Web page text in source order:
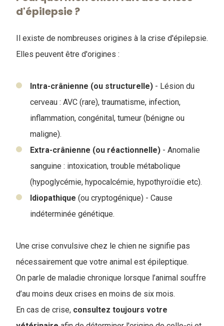
d'épilepsie ?
Il existe de nombreuses origines à la crise d'épilepsie.
Elles peuvent être d'origines :
Intra-crânienne (ou structurelle) - Lésion du
cerveau : AVC (rare), traumatisme, infection,
inflammation, congénital, tumeur (bénigne ou
maligne).
Extra-crânienne (ou réactionnelle) - Anomalie
sanguine : intoxication, trouble métabolique
(hypoglycémie, hypocalcémie, hypothyroïdie etc).
Idiopathique (ou cryptogénique) - Cause
indéterminée génétique.
Une crise convulsive chez le chien ne signifie pas
nécessairement que votre animal est épileptique.
On parle de maladie chronique lorsque l’animal souffre
d’au moins deux crises en moins de six mois.
En cas de crise, consultez toujours votre